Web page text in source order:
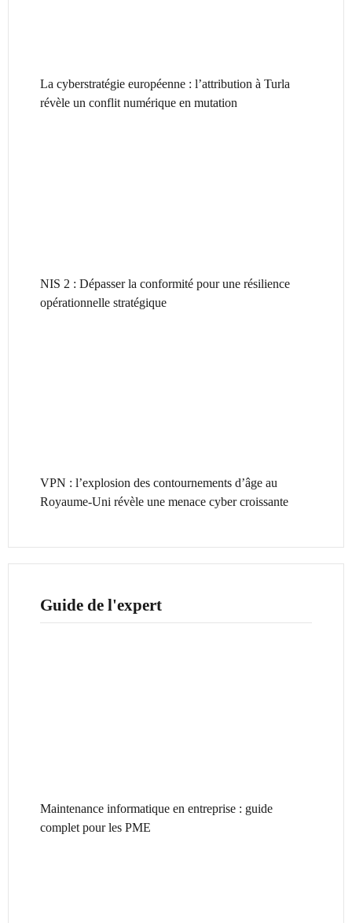
La cyberstratégie européenne : l’attribution à Turla
révèle un conflit numérique en mutation
NIS 2 : Dépasser la conformité pour une résilience
opérationnelle stratégique
VPN : l’explosion des contournements d’âge au
Royaume-Uni révèle une menace cyber croissante
Guide de l'expert
Maintenance informatique en entreprise : guide
complet pour les PME